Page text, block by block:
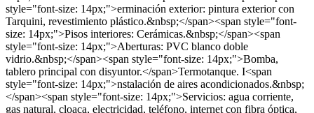
style="font-size: 14px;">erminación exterior: pintura exterior con
Tarquini, revestimiento plástico.&nbsp;</span><span style="font-
size: 14px;">Pisos interiores: Cerámicas.&nbsp;</span><span
style="font-size: 14px;">Aberturas: PVC blanco doble
vidrio.&nbsp;</span><span style="font-size: 14px;">Bomba,
tablero principal con disyuntor.</span>Termotanque. I<span
style="font-size: 14px;">nstalación de aires acondicionados.&nbsp;
</span><span style="font-size: 14px;">Servicios: agua corriente,
gas natural, cloaca, electricidad, teléfono, internet con fibra óptica,